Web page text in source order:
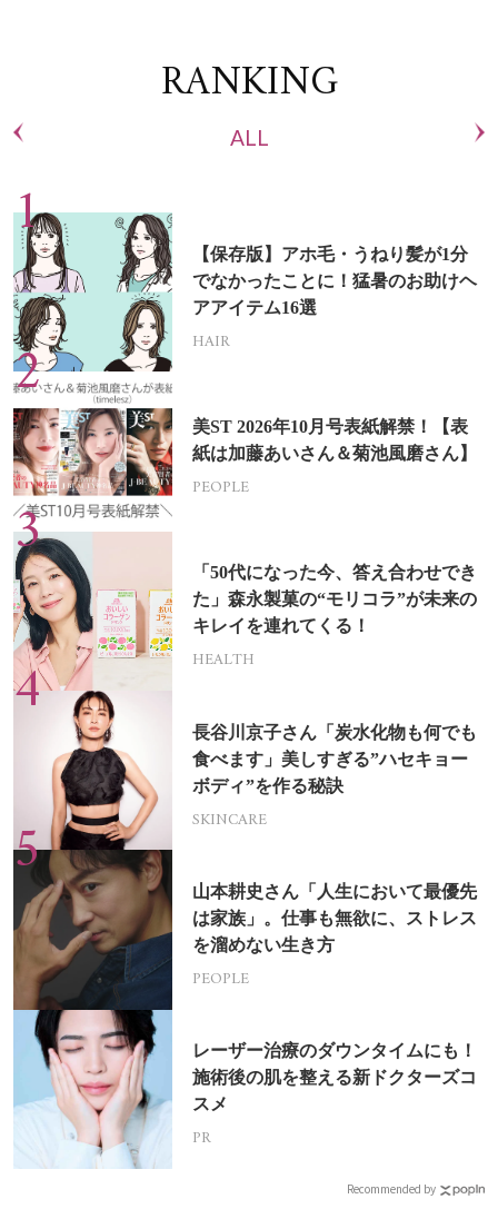
RANKING
ALL
【保存版】アホ毛・うねり髪が1分
でなかったことに！猛暑のお助けヘ
アアイテム16選
HAIR
美ST 2026年10月号表紙解禁！【表
紙は加藤あいさん＆菊池風磨さん】
PEOPLE
「50代になった今、答え合わせでき
た」森永製菓の“モリコラ”が未来の
キレイを連れてくる！
HEALTH
長谷川京子さん「炭水化物も何でも
食べます」美しすぎる”ハセキョー
ボディ”を作る秘訣
SKINCARE
山本耕史さん「人生において最優先
は家族」。仕事も無欲に、ストレス
を溜めない生き方
PEOPLE
レーザー治療のダウンタイムにも！
施術後の肌を整える新ドクターズコ
スメ
PR
Recommended by